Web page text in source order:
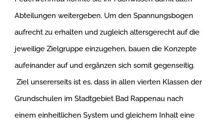
Abteilungen weitergeben. Um den Spannungsbogen
aufrecht zu erhalten und zugleich altersgerecht auf die
jeweilige Zielgruppe einzugehen, bauen die Konzepte
aufeinander auf und ergänzen sich somit gegenseitig.
Ziel unsererseits ist es, dass in allen vierten Klassen der
Grundschulen im Stadtgebiet Bad Rappenau nach
einem einheitlichen System und gleichem Inhalt eine